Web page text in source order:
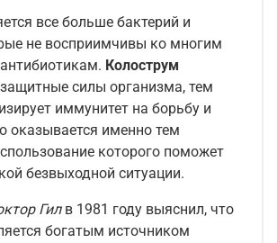
все больше бактерий и
не восприимчивы ко многим
Колострум
силы организма, тем
иммунитет на борьбу и
оказывается именно тем
которого поможет
безвыходной ситуации.
Гилв 1981 году выяснил, что
богатым источником